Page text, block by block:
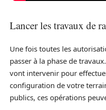
Lancer les travaux de
Une fois toutes les
passer à la phase de
vont intervenir pour
configuration de votre
publics, ces opérations